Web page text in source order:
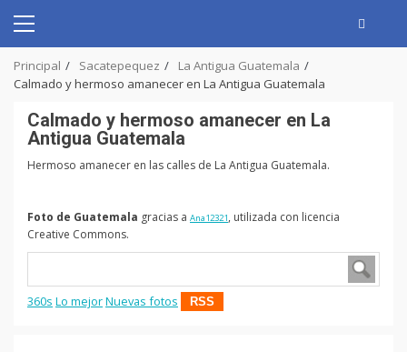
content
Primary
Principal Sacatepequez
La Antigua Guatemala
Calmado y hermoso amanecer en La Antigua Guatemala
Calmado y hermoso amanecer en La
Antigua Guatemala
Hermoso amanecer en las calles de La Antigua Guatemala.
Foto de Guatemala gracias a Ana12321, utilizada con licencia
Creative Commons.
360s Lo mejorNuevas fotos RSS